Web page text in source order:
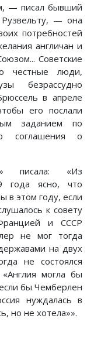
— писал бывший
— она
потребностей
англичан и
Советские
честные люди,
безрассудно
в апреле
его послали
заданием по
соглашения о
писала: «Из
года ясно, что
в этом году, если
к совету
и СССР
не мог тогда
на двух
не состоялся
могла бы
бы Чемберлен
нуждалась в
но не хотела»».